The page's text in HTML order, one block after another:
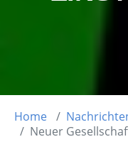
Home
Neuer